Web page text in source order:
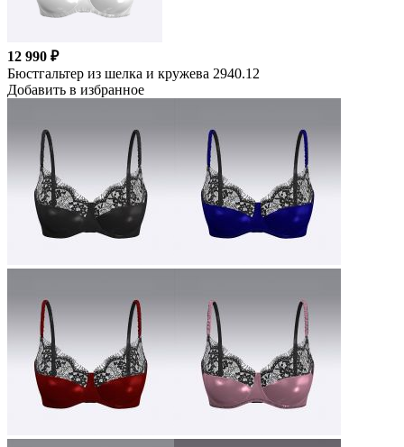
12 990 ₽
Бюстгальтер из шелка и кружева 2940.12
Добавить в избранное